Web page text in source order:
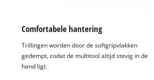
Comfortabele hantering
Trillingen worden door de softgripvlakken
gedempt, zodat de multitool altijd stevig in de
hand ligt.